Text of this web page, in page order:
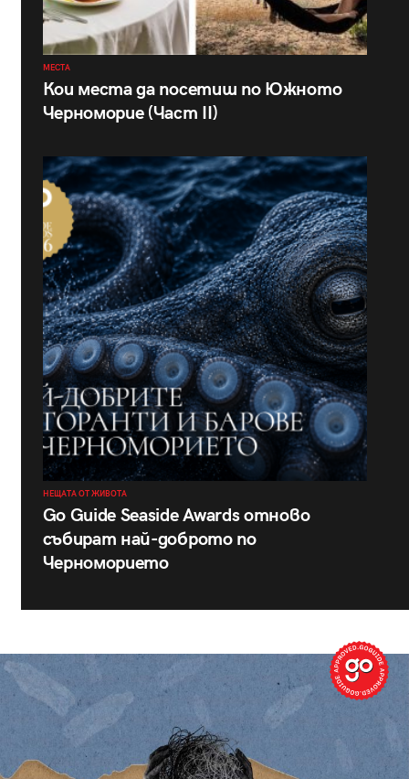
МЕСТА
Кои места да посетиш по Южното
Черноморие (Част II)
НЕЩАТА ОТ ЖИВОТА
Go Guide Seaside Awards отново
събират най-доброто по
Черноморието